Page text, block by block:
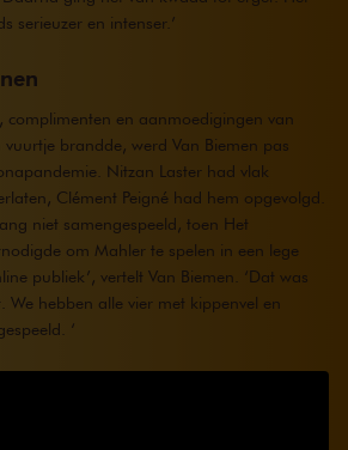
serieuzer en intenser.’
complimenten en aanmoedigingen van
brandde, werd Van Biemen pas
Nitzan Laster had vlak
Clément Peigné had hem opgevolgd.
niet samengespeeld, toen Het
om Mahler te spelen in een lege
publiek’, vertelt Van Biemen. ‘Dat was
We hebben alle vier met kippenvel en
‘